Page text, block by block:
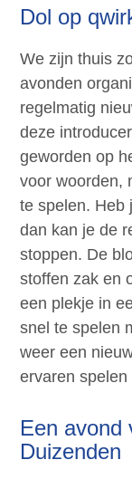
Dol op
We zijn thuis
avonden
regelmatig
deze
geworden op
voor woorden,
te spelen. Heb
dan kan je de
stoppen. De
stoffen zak en
een plekje in
snel te spelen
weer een
ervaren
Een avond
Duizenden